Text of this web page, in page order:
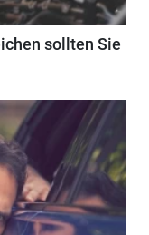
sollten Sie